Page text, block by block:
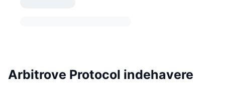
Arbitrove Protocol indehavere